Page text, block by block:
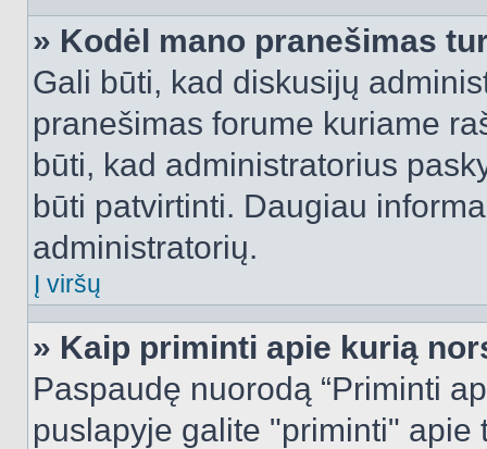
» Kodėl mano pranešimas
Gali būti, kad diskusijų
pranešimas forume kuriame
būti, kad administratorius
būti patvirtinti. Daugiau
administratorių.
Į viršų
» Kaip priminti apie kurią
Paspaudę nuorodą “Priminti
puslapyje galite "priminti"